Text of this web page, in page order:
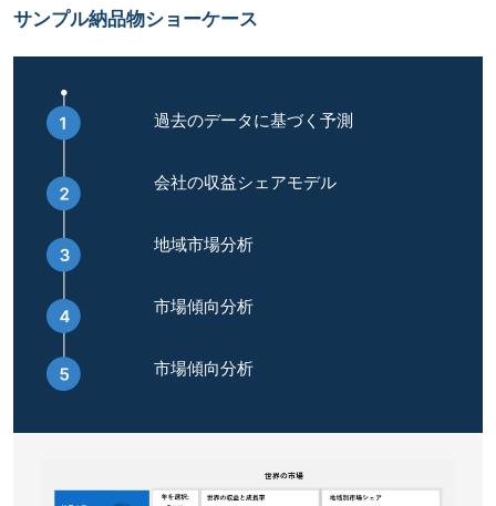
サンプル納品物ショーケース
過去のデータに基づく予測
会社の収益シェアモデル
地域市場分析
市場傾向分析
市場傾向分析